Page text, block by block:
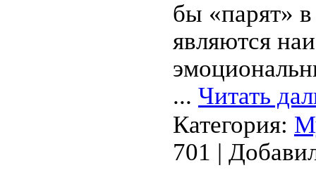
бы «парят»
являются
... Читать
Категория:
701 |